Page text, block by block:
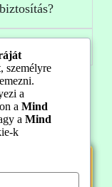
a legjobbat
évente!
személyre
a
a Mind
a Mind
k